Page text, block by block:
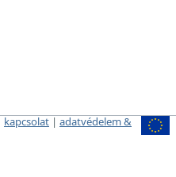
kapcsolat | adatvédelem &